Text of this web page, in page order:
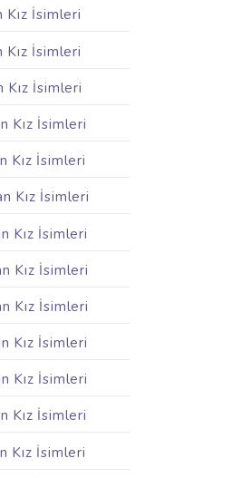
İsimleri
İsimleri
İsimleri
Kız İsimleri
Kız İsimleri
Kız İsimleri
Kız İsimleri
Kız İsimleri
Kız İsimleri
Kız İsimleri
Kız İsimleri
Kız İsimleri
Kız İsimleri